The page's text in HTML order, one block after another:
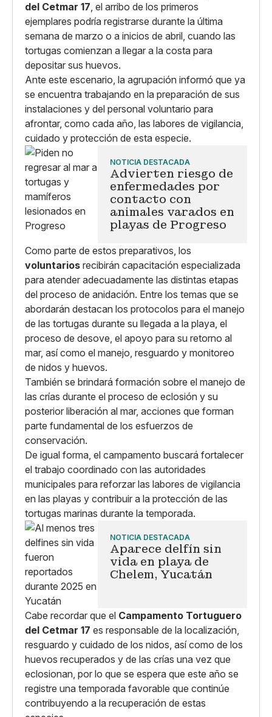
del Cetmar 17, el arribo de los primeros
ejemplares podría registrarse durante la última
semana de marzo o a inicios de abril, cuando las
tortugas comienzan a llegar a la costa para
depositar sus huevos.
Ante este escenario, la agrupación informó que ya
se encuentra trabajando en la preparación de sus
instalaciones y del personal voluntario para
afrontar, como cada año, las labores de vigilancia,
cuidado y protección de esta especie.
NOTICIA DESTACADA
Advierten riesgo de
enfermedades por
contacto con
animales varados en
playas de Progreso
Como parte de estos preparativos, los
voluntarios recibirán capacitación especializada
para atender adecuadamente las distintas etapas
del proceso de anidación. Entre los temas que se
abordarán destacan los protocolos para el manejo
de las tortugas durante su llegada a la playa, el
proceso de desove, el apoyo para su retorno al
mar, así como el manejo, resguardo y monitoreo
de nidos y huevos.
También se brindará formación sobre el manejo de
las crías durante el proceso de eclosión y su
posterior liberación al mar, acciones que forman
parte fundamental de los esfuerzos de
conservación.
De igual forma, el campamento buscará fortalecer
el trabajo coordinado con las autoridades
municipales para reforzar las labores de vigilancia
en las playas y contribuir a la protección de las
tortugas marinas durante la temporada.
NOTICIA DESTACADA
Aparece delfín sin
vida en playa de
Chelem, Yucatán
Cabe recordar que el Campamento Tortuguero
del Cetmar 17 es responsable de la localización,
resguardo y cuidado de los nidos, así como de los
huevos recuperados y de las crías una vez que
eclosionan, por lo que se espera que este año se
registre una temporada favorable que continúe
contribuyendo a la recuperación de estas